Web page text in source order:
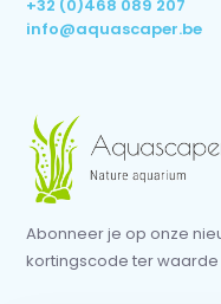
+32 (0)468 089 207
info@aquascaper.be
Abonneer je op onze
kortingscode ter